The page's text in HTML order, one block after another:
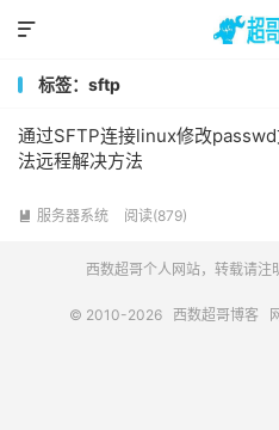

标签：sftp
通过SFTP连接linux修改
法远程解决方法
 服务器系统 阅读(879)
西数超哥个人网站，转载请
© 2010-2026 西数超哥博客